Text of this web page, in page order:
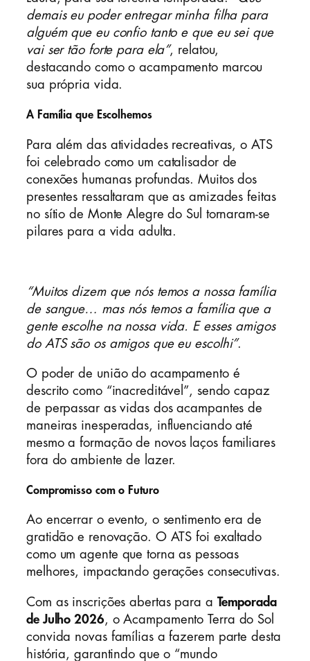
demais eu poder entregar minha filha para
alguém que eu confio tanto e que eu sei que
vai ser tão forte para ela”, relatou,
destacando como o acampamento marcou
sua própria vida.
A Família que Escolhemos
Para além das atividades recreativas, o ATS
foi celebrado como um catalisador de
conexões humanas profundas. Muitos dos
presentes ressaltaram que as amizades feitas
no sítio de Monte Alegre do Sul tornaram-se
pilares para a vida adulta.
“Muitos dizem que nós temos a nossa família
de sangue… mas nós temos a família que a
gente escolhe na nossa vida. E esses amigos
do ATS são os amigos que eu escolhi”.
O poder de união do acampamento é
descrito como “inacreditável”, sendo capaz
de perpassar as vidas dos acampantes de
maneiras inesperadas, influenciando até
mesmo a formação de novos laços familiares
fora do ambiente de lazer.
Compromisso com o Futuro
Ao encerrar o evento, o sentimento era de
gratidão e renovação. O ATS foi exaltado
como um agente que torna as pessoas
melhores, impactando gerações consecutivas.
Com as inscrições abertas para a Temporada
de Julho 2026, o Acampamento Terra do Sol
convida novas famílias a fazerem parte desta
história, garantindo que o “mundo